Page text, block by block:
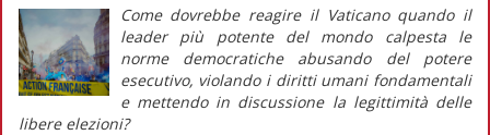
Come dovrebbe reagire il Vaticano quando il
leader più potente del mondo calpesta le
norme democratiche abusando del potere
esecutivo, violando i diritti umani fondamentali
e mettendo in discussione la legittimità delle
libere elezioni?